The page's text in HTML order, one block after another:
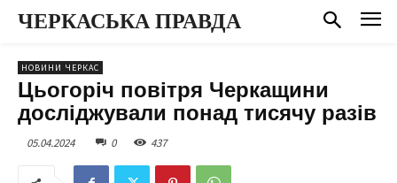
ЧЕРКАСЬКА ПРАВДА
НОВИНИ ЧЕРКАС
Цьогоріч повітря Черкащини
досліджували понад тисячу разів
05.04.2024 0 437